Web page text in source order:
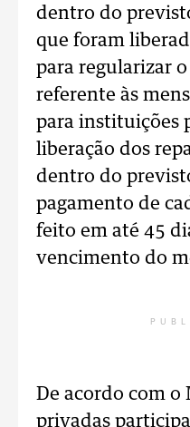
dentro do
que foram
para regularizar
referente às
para instituições
liberação dos
dentro do
pagamento de
feito em até 45
vencimento do
De acordo com o
privadas